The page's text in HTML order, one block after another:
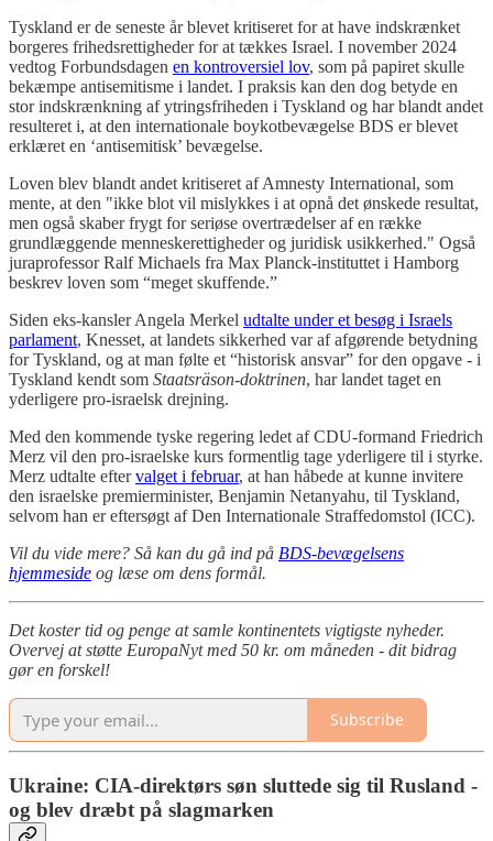
Tyskland er de seneste år blevet kritiseret for at have indskrænket
borgeres frihedsrettigheder for at tækkes Israel. I november 2024
vedtog Forbundsdagen en kontroversiel lov, som på papiret skulle
bekæmpe antisemitisme i landet. I praksis kan den dog betyde en
stor indskrænkning af ytringsfriheden i Tyskland og har blandt andet
resulteret i, at den internationale boykotbevægelse BDS er blevet
erklæret en ‘antisemitisk’ bevægelse.
Loven blev blandt andet kritiseret af Amnesty International, som
mente, at den "ikke blot vil mislykkes i at opnå det ønskede resultat,
men også skaber frygt for seriøse overtrædelser af en række
grundlæggende menneskerettigheder og juridisk usikkerhed." Også
juraprofessor Ralf Michaels fra Max Planck-instituttet i Hamborg
beskrev loven som “meget skuffende.”
Siden eks-kansler Angela Merkel udtalte under et besøg i Israels
parlament, Knesset, at landets sikkerhed var af afgørende betydning
for Tyskland, og at man følte et “historisk ansvar” for den opgave - i
Tyskland kendt som Staatsräson-doktrinen, har landet taget en
yderligere pro-israelsk drejning.
Med den kommende tyske regering ledet af CDU-formand Friedrich
Merz vil den pro-israelske kurs formentlig tage yderligere til i styrke.
Merz udtalte eftervalget i februar, at han håbede at kunne invitere
den israelske premierminister, Benjamin Netanyahu, til Tyskland,
selvom han er eftersøgt af Den Internationale Straffedomstol (ICC).
Vil du vide mere? Så kan du gå ind på BDS-bevægelsens
hjemmeside og læse om dens formål.
Det koster tid og penge at samle kontinentets vigtigste nyheder.
Overvej at støtte EuropaNyt med 50 kr. om måneden - dit bidrag
gør en forskel!
Subscribe
Ukraine: CIA-direktørs søn sluttede sig til Rusland -
og blev dræbt på slagmarken